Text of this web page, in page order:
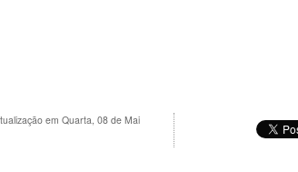
em Quarta, 08 de Mai